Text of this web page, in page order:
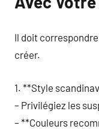
Il doit
créer.
1. **Style
– Privilégiez les
– **Couleurs